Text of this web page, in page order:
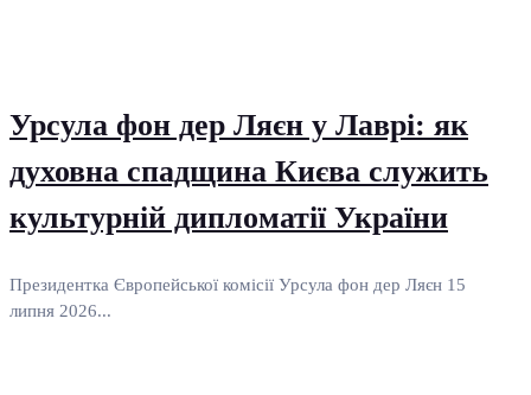
Урсула фон дер Ляєн у Лаврі: як
духовна спадщина Києва служить
культурній дипломатії України
Президентка Європейської комісії Урсула фон дер Ляєн 15
липня 2026...